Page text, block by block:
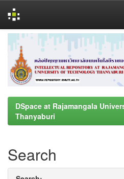
navigation
DSpace at Rajamangala
Thanyaburi
Search